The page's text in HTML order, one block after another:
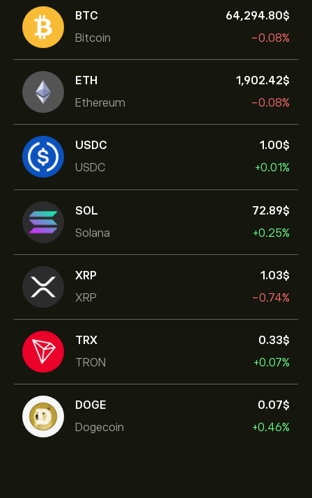
BTC
Bitcoin
64,294.80‎$‎
-0.08%
ETH
Ethereum
1,902.42‎$‎
-0.08%
USDC
USDC
1.00‎$‎
+0.01%
SOL
Solana
72.89‎$‎
+0.25%
XRP
XRP
1.03‎$‎
-0.74%
TRX
TRON
0.33‎$‎
+0.07%
DOGE
Dogecoin
0.07‎$‎
+0.46%